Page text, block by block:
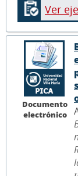
Ver
Documento
electrónico